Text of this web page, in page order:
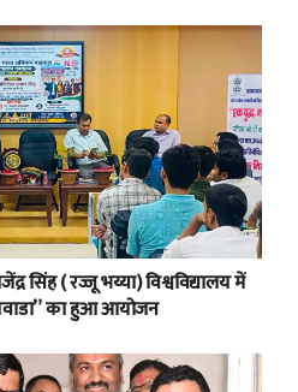
सिंह ( रज्जू भय्या) विश्वविद्यालय में
का हुआ आयोजन